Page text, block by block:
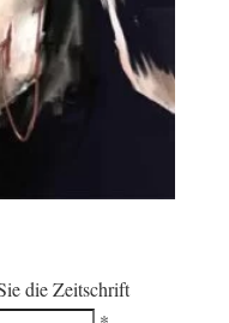
die Zeitschrift